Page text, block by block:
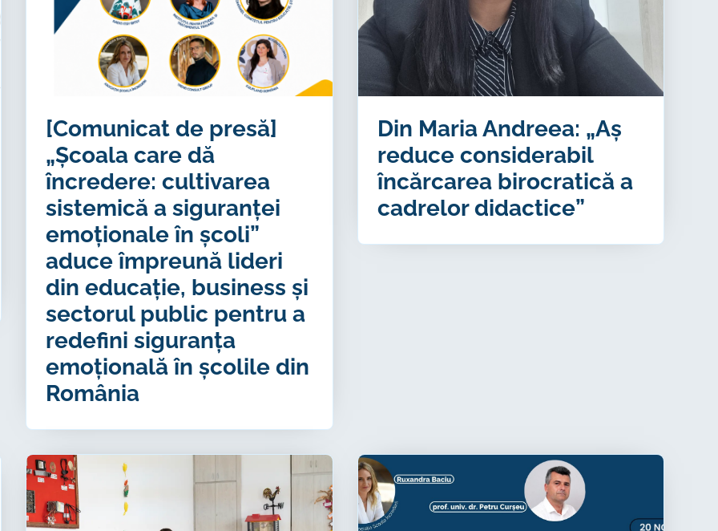
[Comunicat de presă]
„Școala care dă
încredere: cultivarea
sistemică a siguranței
emoționale în școli”
aduce împreună lideri
din educație, business și
sectorul public pentru a
redefini siguranța
emoțională în școlile din
România
Din Maria Andreea: „Aș
reduce considerabil
încărcarea birocratică a
cadrelor didactice”